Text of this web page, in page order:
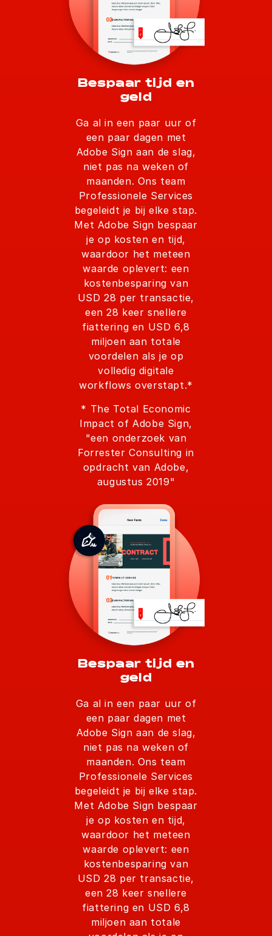
Bespaar tijd en
geld
Ga al in een paar uur of
een paar dagen met
Adobe Sign aan de slag,
niet pas na weken of
maanden. Ons team
Professionele Services
begeleidt je bij elke stap.
Met Adobe Sign bespaar
je op kosten en tijd,
waardoor het meteen
waarde oplevert: een
kostenbesparing van
USD 28 per transactie,
een 28 keer snellere
fiattering en USD 6,8
miljoen aan totale
voordelen als je op
volledig digitale
workflows overstapt.*
* The Total Economic
Impact of Adobe Sign,
"een onderzoek van
Forrester Consulting in
opdracht van Adobe,
augustus 2019"
Bespaar tijd en
geld
Ga al in een paar uur of
een paar dagen met
Adobe Sign aan de slag,
niet pas na weken of
maanden. Ons team
Professionele Services
begeleidt je bij elke stap.
Met Adobe Sign bespaar
je op kosten en tijd,
waardoor het meteen
waarde oplevert: een
kostenbesparing van
USD 28 per transactie,
een 28 keer snellere
fiattering en USD 6,8
miljoen aan totale